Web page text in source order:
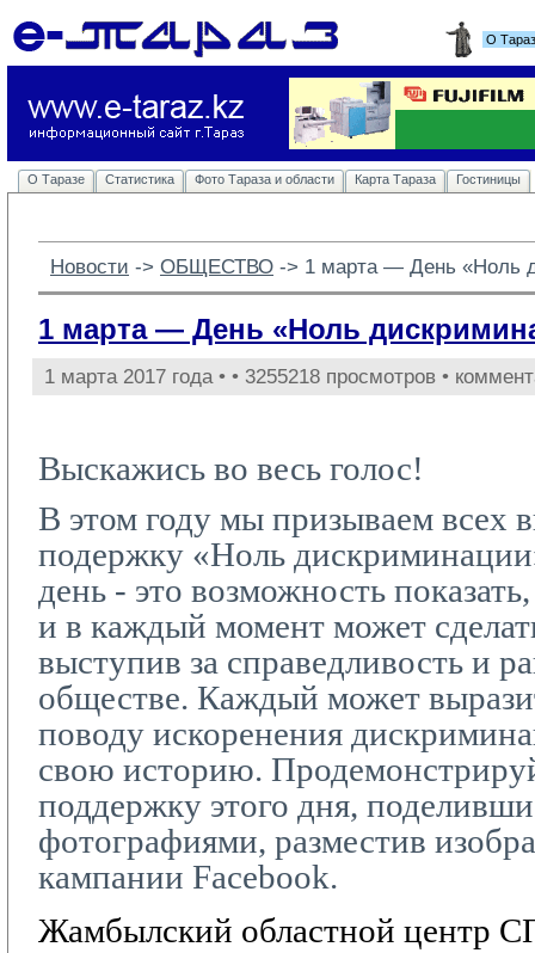
О
О Таразе Статистика Фото Тараза и области Карта Тараза Гостиницы
Новости -> ОБЩЕСТВО -> 1 марта — День «Ноль
1 марта — День «Ноль
1 марта 2017 года • • 3255218 просмотров •
Выскажись во весь голос!
В этом году мы призываем всех
подержку «Ноль
день - это возможность
и в каждый момент может
выступив за справедливость и
обществе. Каждый может
поводу искоренения
свою историю.
поддержку этого дня,
фотографиями, разместив
кампании Facebook.
Жамбылский областной центр